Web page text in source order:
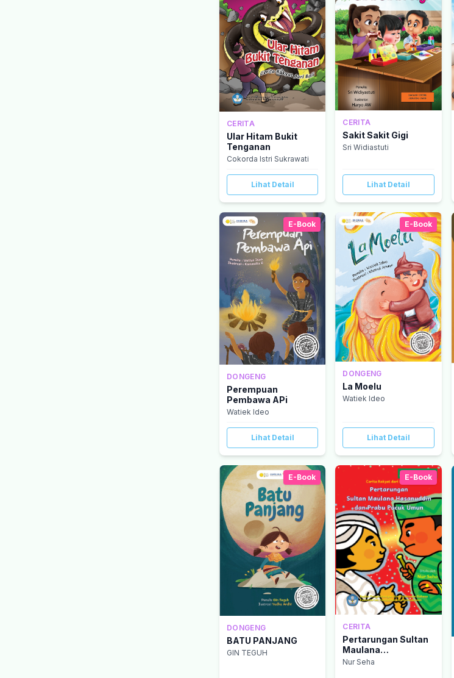
CERITA
Ular Hitam Bukit
Tenganan
Cokorda Istri Sukrawati
Lihat Detail
CERITA
Sakit Sakit Gigi
Sri Widiastuti
Lihat Detail
E-Book
DONGENG
Perempuan
Pembawa APi
Watiek Ideo
Lihat Detail
E-Book
DONGENG
La Moelu
Watiek Ideo
Lihat Detail
E-Book
DONGENG
BATU PANJANG
GIN TEGUH
E-Book
CERITA
Pertarungan Sultan
Maulana
Hasanuddin
Nur Seha